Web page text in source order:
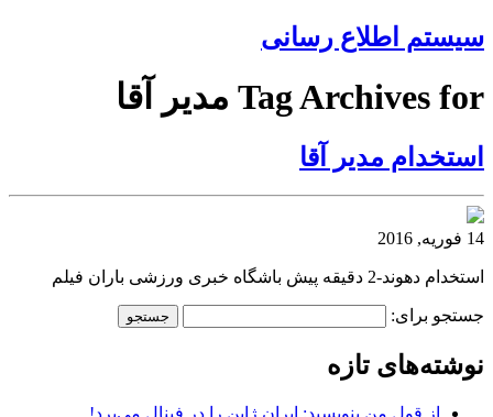
سیستم اطلاع رسانی
Tag Archives for مدیر آقا
استخدام مدیر آقا
14 فوریه, 2016
استخدام دهوند-2 دقیقه پیش باشگاه خبری ورزشی باران فیلم
جستجو برای:
نوشته‌های تازه
از قول من بنویسید: ایران ژاپن را در فینال می‌برد!